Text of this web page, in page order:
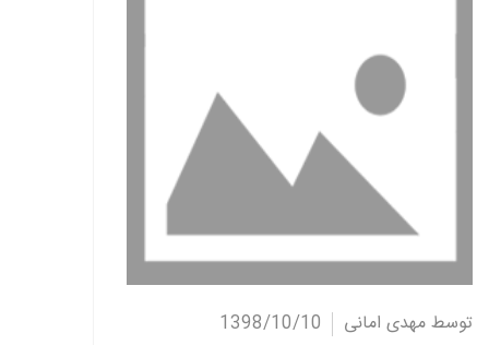
ادامه مطلب توسط مهدی امانی 1398/10/10